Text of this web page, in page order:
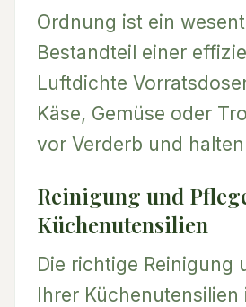
Ordnung ist ein
Bestandteil einer
Luftdichte
Käse, Gemüse oder
vor Verderb und
Reinigung und
Küchenutensilien
Die richtige Reinigung
Ihrer Küchenutensilien